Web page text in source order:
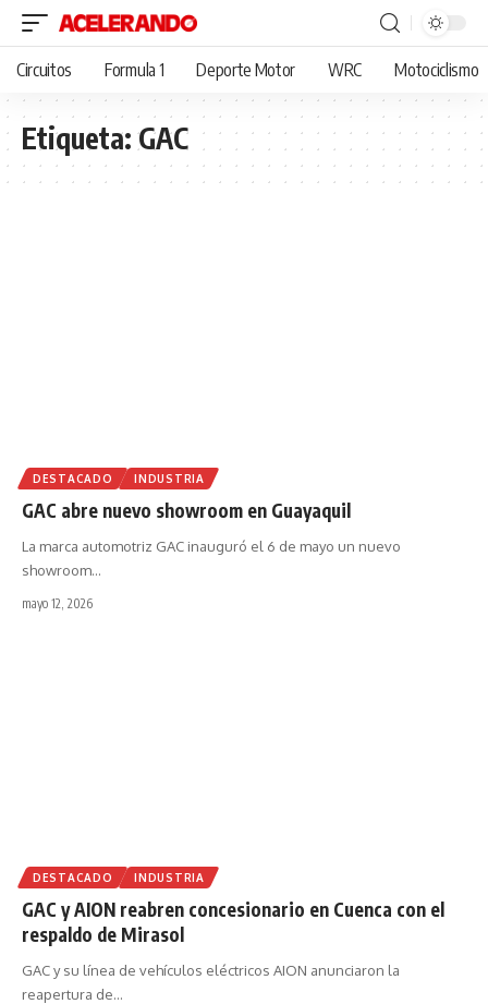
Circuitos Formula 1 Deporte Motor WRC Motociclismo
Etiqueta:GAC
DESTACADO INDUSTRIA
GAC abre nuevo showroom en Guayaquil
La marca automotriz GAC inauguró el 6 de mayo un nuevo
showroom…
mayo 12, 2026
DESTACADO INDUSTRIA
GAC y AION reabren concesionario en Cuenca con el
respaldo de Mirasol
GAC y su línea de vehículos eléctricos AION anunciaron la
reapertura de…